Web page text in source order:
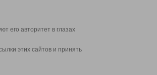
его авторитет в глазах
этих сайтов и принять